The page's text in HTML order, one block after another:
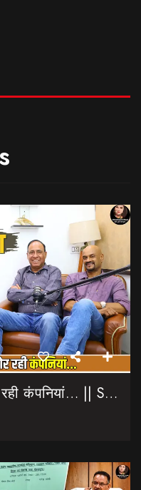
मॉडलिंग के नाम पर पैसा बटोर रही कंपनियां… || Sinmit Communications || Miss Uttarakhand 2026